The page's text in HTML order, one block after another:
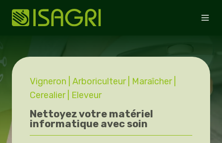
Vigneron | Arboriculteur | Maraîcher
Cerealier | Eleveur
Nettoyez votre matériel
informatique avec soin